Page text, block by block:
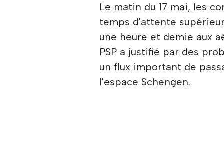
Le matin du 17 mai, les
temps d'attente
une heure et demie aux
PSP a justifié par des
un flux important de
l'espace Schengen.